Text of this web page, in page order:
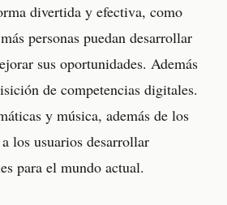
divertida y efectiva, como
personas puedan desarrollar
sus oportunidades. Además
de competencias digitales.
y música, además de los
los usuarios desarrollar
para el mundo actual.